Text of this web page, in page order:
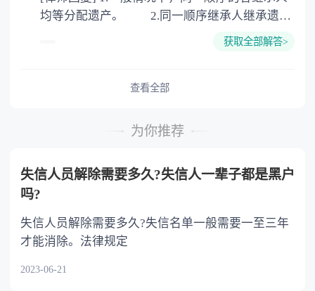
均等分配遗产。 2.同一顺序继承人继承遗产
或者与被继承人共同生活的继承人，分配遗产
的继承人，不尽扶养义务的，分配遗产时，应当
获取全部解答>
查看全部
为你推荐
失信人员解除需要多久?失信人一辈子都是黑户
吗?
失信人员解除需要多久?失信名单一般需要一至三年
才能消除。法律规定
2023-06-21